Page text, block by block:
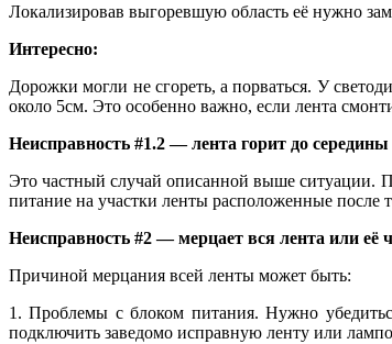
Локализировав выгоревшую область её нужно
Интересно:
Дорожки могли не сгореть, а порваться. У
около 5см. Это особенно важно, если лента
Неисправность #1.2 — лента горит до середины
Это частный случай описанной выше ситуации.
питание на участки ленты расположенные после
Неисправность #2 — мерцает вся лента или её
Причиной мерцания всей ленты может быть:
1. Проблемы с блоком питания. Нужно
подключить заведомо исправную ленту или